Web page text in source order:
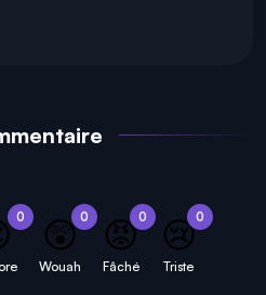
0 0
😲
Wouah
0
😡
Fâché
0
😢
Triste